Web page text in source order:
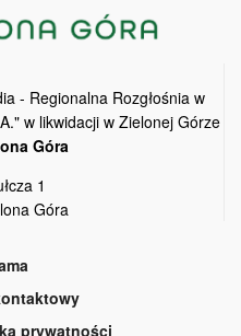
- Regionalna Rozgłośnia w
w likwidacji w Zielonej Górze
Góra
1
Góra
prywatności